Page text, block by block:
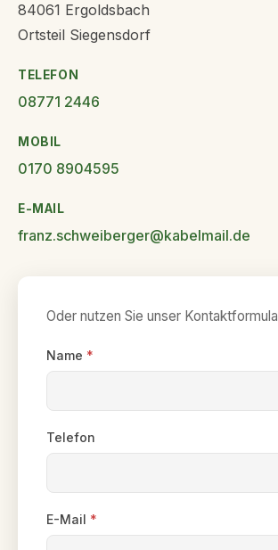
84061 Ergoldsbach
Ortsteil Siegensdorf
TELEFON
08771 2446
MOBIL
0170 8904595
E-MAIL
franz.schweiberger@kabelmail.de
Oder nutzen Sie unser
Name *
Telefon
E-Mail *